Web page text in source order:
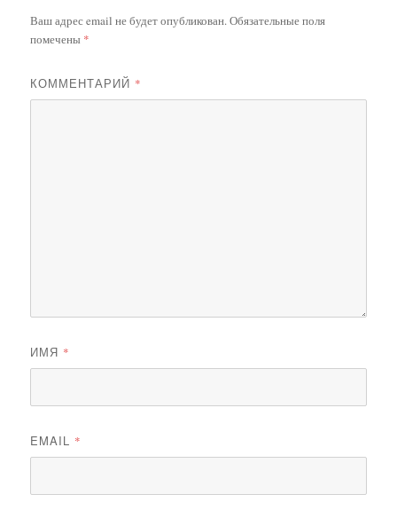
Ваш адрес email не будет опубликован.Обязательные поля
помечены *
КОММЕНТАРИЙ *
ИМЯ *
EMAIL *